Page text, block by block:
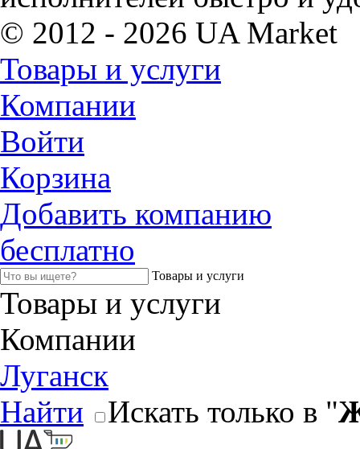
© 2012 - 2026 UA Market
Товары и услуги
Компании
Войти
Корзина
Добавить компанию
бесплатно
Товары и услуги
Товары и услуги
Компании
Луганск
Найти
Искать только в "